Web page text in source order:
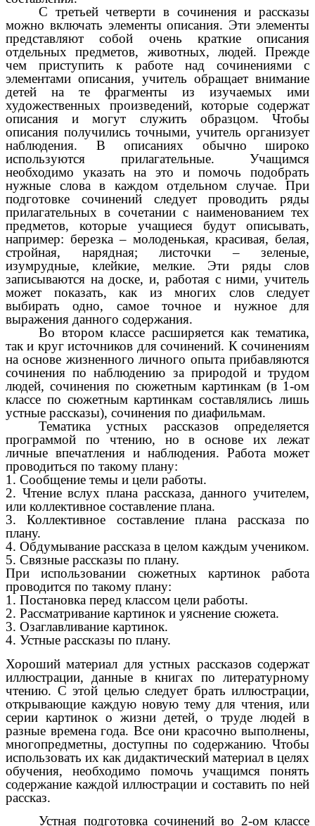
С третьей четверти в сочинения и рассказы
можно включать элементы описания. Эти элементы
представляют собой очень краткие описания
отдельных предметов, животных, людей. Прежде
чем приступить к работе над сочинениями с
элементами описания, учитель обращает внимание
детей на те фрагменты из изучаемых ими
художественных произведений, которые содержат
описания и могут служить образцом. Чтобы
описания получились точными, учитель организует
наблюдения. В описаниях обычно широко
используются прилагательные. Учащимся
необходимо указать на это и помочь подобрать
нужные слова в каждом отдельном случае. При
подготовке сочинений следует проводить ряды
прилагательных в сочетании с наименованием тех
предметов, которые учащиеся будут описывать,
например: березка – молоденькая, красивая, белая,
стройная, нарядная; листочки – зеленые,
изумрудные, клейкие, мелкие. Эти ряды слов
записываются на доске, и, работая с ними, учитель
может показать, как из многих слов следует
выбирать одно, самое точное и нужное для
выражения данного содержания.
Во втором классе расширяется как тематика,
так и круг источников для сочинений. К сочинениям
на основе жизненного личного опыта прибавляются
сочинения по наблюдению за природой и трудом
людей, сочинения по сюжетным картинкам (в 1-ом
классе по сюжетным картинкам составлялись лишь
устные рассказы), сочинения по диафильмам.
Тематика устных рассказов определяется
программой по чтению, но в основе их лежат
личные впечатления и наблюдения. Работа может
проводиться по такому плану:
1. Сообщение темы и цели работы.
2. Чтение вслух плана рассказа, данного учителем,
или коллективное составление плана.
3. Коллективное составление плана рассказа по
плану.
4. Обдумывание рассказа в целом каждым учеником.
5. Связные рассказы по плану.
При использовании сюжетных картинок работа
проводится по такому плану:
1. Постановка перед классом цели работы.
2. Рассматривание картинок и уяснение сюжета.
3. Озаглавливание картинок.
4. Устные рассказы по плану.
Хороший материал для устных рассказов содержат
иллюстрации, данные в книгах по литературному
чтению. С этой целью следует брать иллюстрации,
открывающие каждую новую тему для чтения, или
серии картинок о жизни детей, о труде людей в
разные времена года. Все они красочно выполнены,
многопредметны, доступны по содержанию. Чтобы
использовать их как дидактический материал в целях
обучения, необходимо помочь учащимся понять
содержание каждой иллюстрации и составить по ней
рассказ.
Устная подготовка сочинений во 2-ом классе